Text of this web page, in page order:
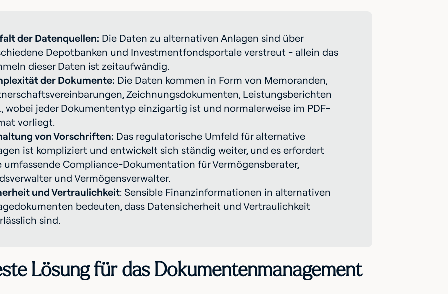
der Datenquellen: Die Daten zu alternativen Anlagen sind über
Depotbanken und Investmentfondsportale verstreut - allein das
dieser Daten ist zeitaufwändig.
der Dokumente: Die Daten kommen in Form von Memoranden,
Zeichnungsdokumenten, Leistungsberichten
wobei jeder Dokumententyp einzigartig ist und normalerweise im PDF-
vorliegt.
von Vorschriften: Das regulatorische Umfeld für alternative
ist kompliziert und entwickelt sich ständig weiter, und es erfordert
umfassende Compliance-Dokumentation für Vermögensberater,
und Vermögensverwalter.
und Vertraulichkeit: Sensible Finanzinformationen in alternativen
bedeuten, dass Datensicherheit und Vertraulichkeit
sind.
Lösung für das Dokumentenmanagement